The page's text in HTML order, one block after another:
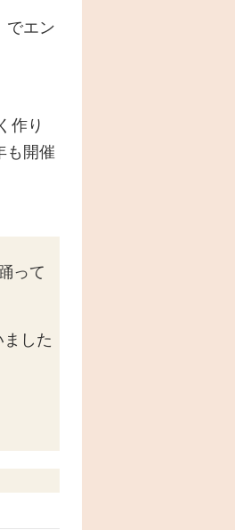
でエン
作り
も開催
って
した